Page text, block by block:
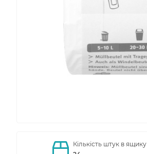
Кількість штук в ящику